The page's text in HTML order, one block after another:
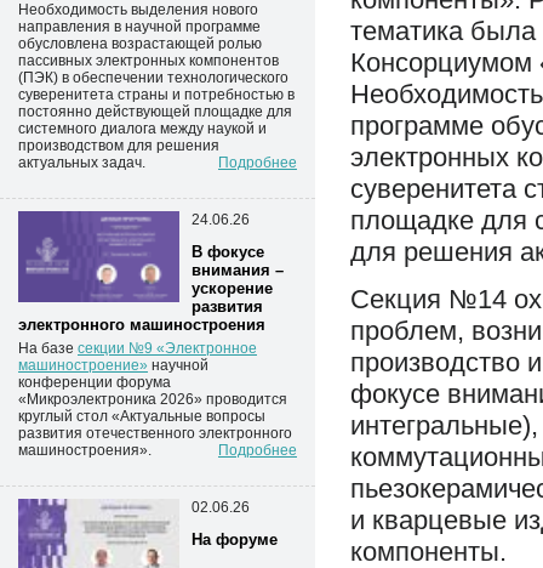
Необходимость выделения нового
направления в научной программе
обусловлена возрастающей ролью
пассивных электронных компонентов
(ПЭК) в обеспечении технологического
суверенитета страны и потребностью в
постоянно действующей площадке для
системного диалога между наукой и
производством для решения
актуальных задач.
Подробнее
24.06.26
В фокусе
внимания –
ускорение
развития
электронного машиностроения
На базе секции №9 «Электронное
машиностроение» научной
конференции форума
«Микроэлектроника 2026» проводится
круглый стол «Актуальные вопросы
развития отечественного электронного
машиностроения».
Подробнее
02.06.26
На форуме
тематика была
Консорциумом
программе
электронных
суверенитета
площадке для
для решения
Секция №14
проблем,
производство
фокусе
и кварцевые
компоненты.